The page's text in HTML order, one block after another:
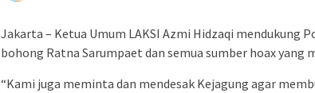
Jakarta – Ketua Umum LAKSI Azmi Hidzaqi mendukung
bohong Ratna Sarumpaet dan semua sumber hoax yang
“Kami juga meminta dan mendesak Kejagung agar